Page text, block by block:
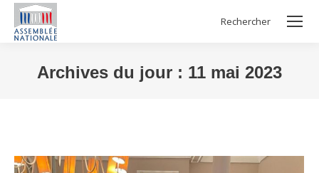
Search:
Rechercher
Archives du jour : 11 mai 2023